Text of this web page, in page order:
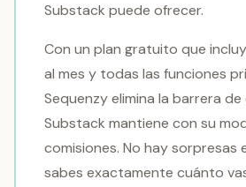
Substack puede ofrecer.
Con un plan gratuito que
al mes y todas las funciones
Sequenzy elimina la barrera
Substack mantiene con su
comisiones. No hay sorpresas
sabes exactamente cuánto